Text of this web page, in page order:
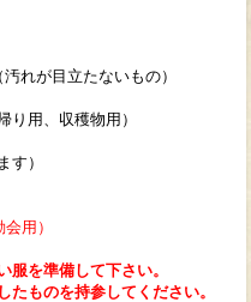
が目立たないもの）
用、収穫物用）
す）
用）
を準備して下さい。
ものを持参してください。